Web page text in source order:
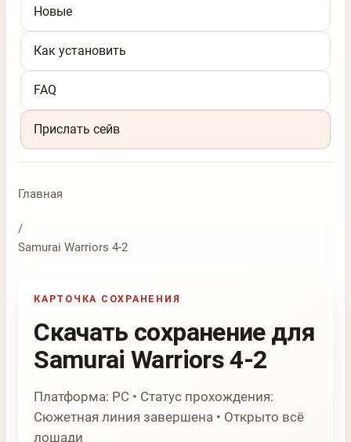
Новые
Как установить
FAQ
Прислать сейв
Главная
/
Samurai Warriors 4-2
КАРТОЧКА СОХРАНЕНИЯ
Скачать сохранение для
Samurai Warriors 4-2
Платформа: PC • Статус прохождения:
Сюжетная линия завершена • Открыто всё
лошади